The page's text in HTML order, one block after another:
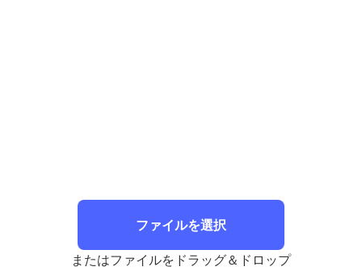
ファイルを選択
またはファイルをドラッグ＆ドロップ